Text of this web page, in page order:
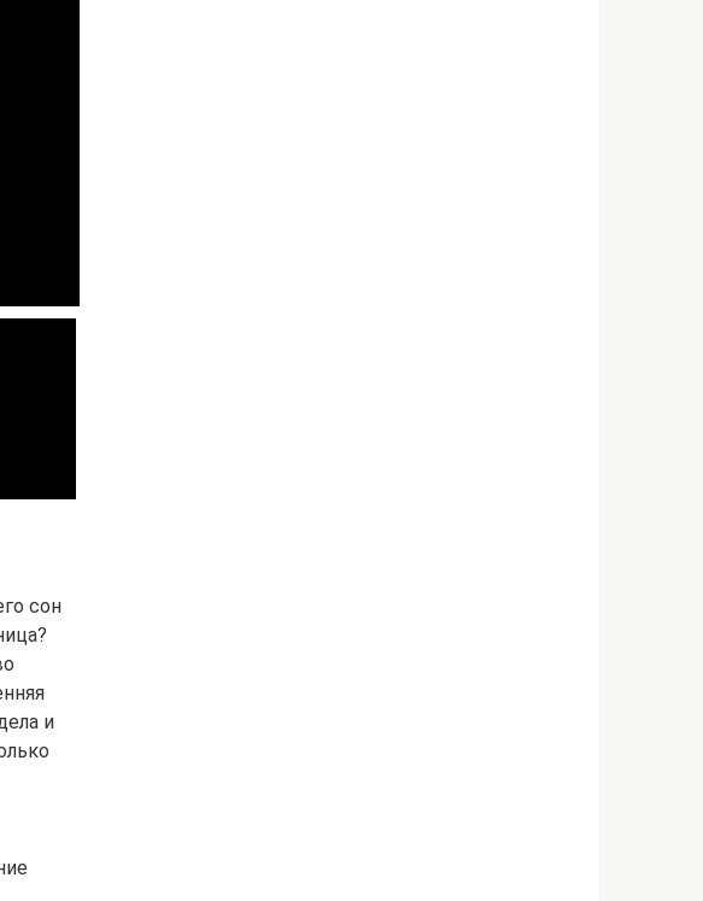
сон
и